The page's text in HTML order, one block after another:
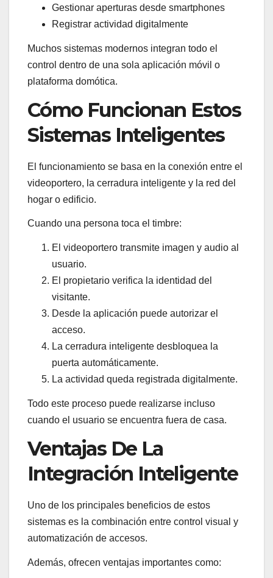
Gestionar aperturas desde smartphones
Registrar actividad digitalmente
Muchos sistemas modernos integran todo el
control dentro de una sola aplicación móvil o
plataforma domótica.
Cómo Funcionan Estos
Sistemas Inteligentes
El funcionamiento se basa en la conexión entre el
videoportero, la cerradura inteligente y la red del
hogar o edificio.
Cuando una persona toca el timbre:
El videoportero transmite imagen y audio al
usuario.
El propietario verifica la identidad del
visitante.
Desde la aplicación puede autorizar el
acceso.
La cerradura inteligente desbloquea la
puerta automáticamente.
La actividad queda registrada digitalmente.
Todo este proceso puede realizarse incluso
cuando el usuario se encuentra fuera de casa.
Ventajas De La
Integración Inteligente
Uno de los principales beneficios de estos
sistemas es la combinación entre control visual y
automatización de accesos.
Además, ofrecen ventajas importantes como: